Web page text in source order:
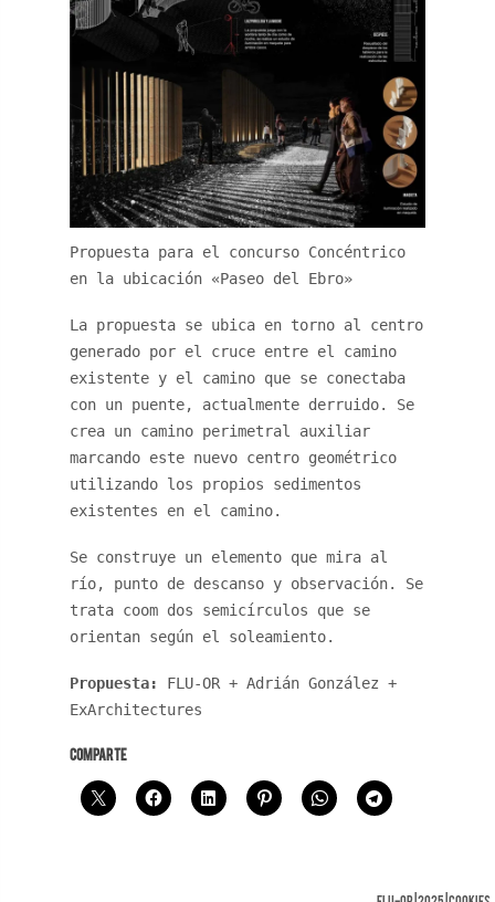
Propuesta para el concurso Concéntrico
en la ubicación «Paseo del Ebro»
La propuesta se ubica en torno al centro
generado por el cruce entre el camino
existente y el camino que se conectaba
con un puente, actualmente derruido. Se
crea un camino perimetral auxiliar
marcando este nuevo centro geométrico
utilizando los propios sedimentos
existentes en el camino.
Se construye un elemento que mira al
río, punto de descanso y observación. Se
trata coom dos semicírculos que se
orientan según el soleamiento.
Propuesta: FLU-OR + Adrián González +
ExArchitectures
COMPARTE